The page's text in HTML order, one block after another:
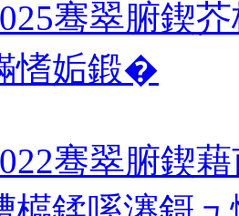
骞翠腑鍥
愭姤鍛�
骞翠腑鍥